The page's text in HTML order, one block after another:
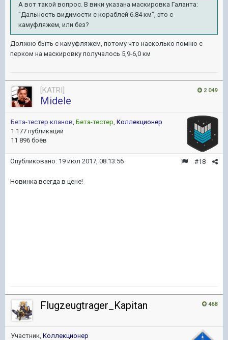
А вот такой вопрос. В вики указана маскировка Галанта:
"Дальность видимости с кораблей 6.84 км", это с
камуфляжем, или без?
Должно быть с камуфляжем, потому что насколько помню с
перком на маскировку получалось 5,9-6,0 км
2 049
[KATRI]
Midele
Бета-тестер кланов, Бета-тестер, Коллекционер
1 177 публикаций
11 896 боёв
#18
Опубликовано: 19 июл 2017, 08:13:56
Новинка всегда в цене!
468
Flugzeugtrager_Kapitan
Участник, Коллекционер